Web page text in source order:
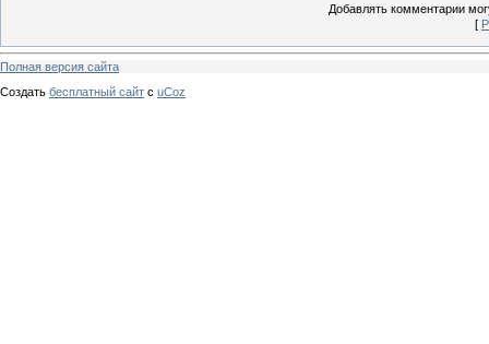
Добавлять комментарии
[
Полная версия сайта
Создать бесплатный сайт с uCoz